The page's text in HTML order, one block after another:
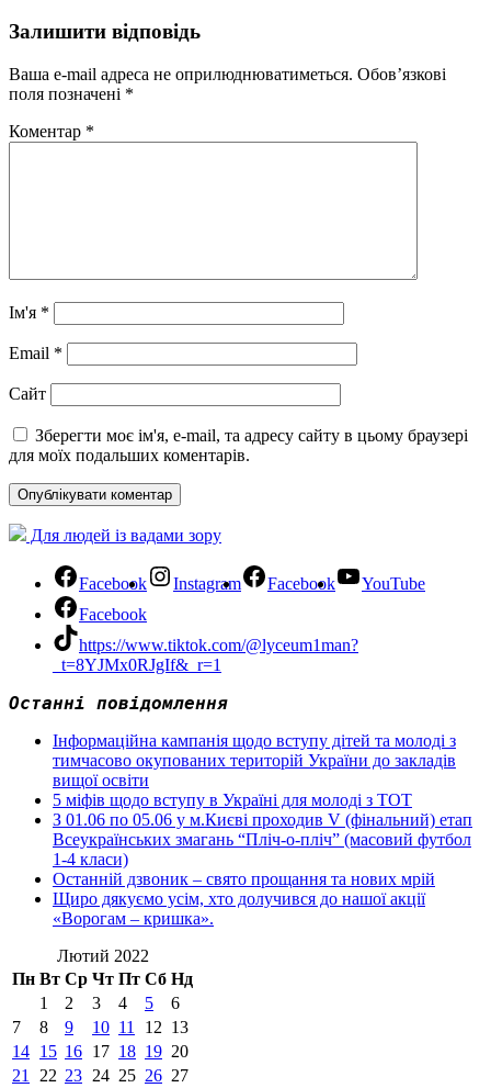
Залишити відповідь
Ваша e-mail адреса не оприлюднюватиметься. Обов’язкові
поля позначені *
Коментар *
Ім'я *
Email *
Сайт
Зберегти моє ім'я, e-mail, та адресу сайту в цьому браузері
для моїх подальших коментарів.
Для людей із вадами зору
Facebook Instagram Facebook
YouTube
Facebook
https://www.tiktok.com/@lyceum1man?
_t=8YJMx0RJgIf&_r=1
Останні повідомлення
Інформаційна кампанія щодо вступу дітей та молоді з
тимчасово окупованих територій України до закладів
вищої освіти
5 міфів щодо вступу в Україні для молоді з ТОТ
З 01.06 по 05.06 у м.Києві проходив V (фінальний) етап
Всеукраїнських змагань “Пліч-о-пліч” (масовий футбол
1-4 класи)
Останній дзвоник – свято прощання та нових мрій
Щиро дякуємо усім, хто долучився до нашої акції
«Ворогам – кришка».
Лютий 2022
Пн Вт Ср Чт Пт Сб Нд
1
2 3 4 5
6
7
8 9 10 11 12 13
14 15 16 17 18 19 20
21
22 23 24 25 26 27